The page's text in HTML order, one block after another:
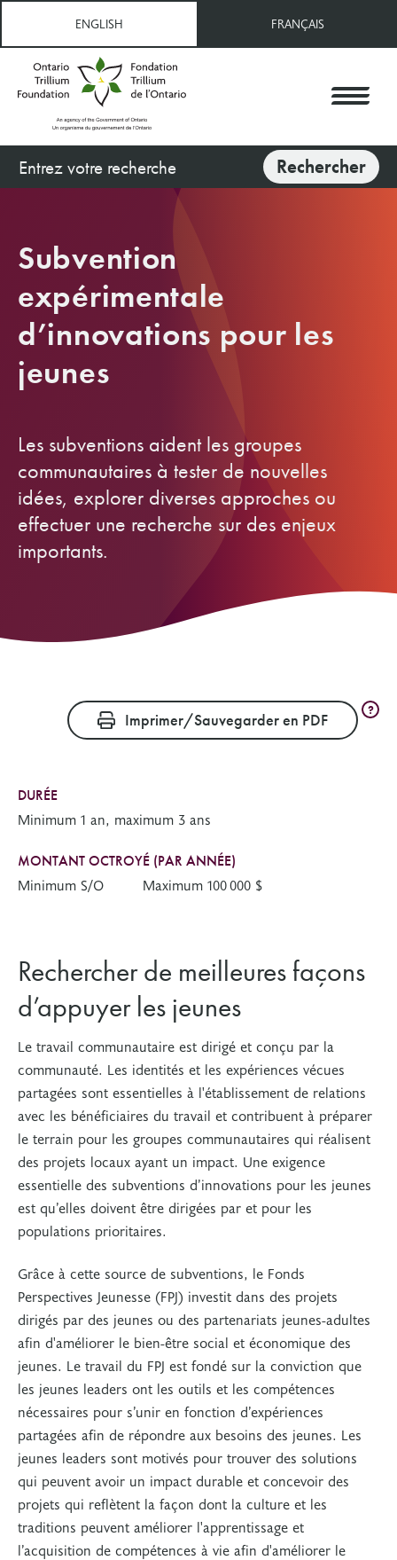
principal
ENGLISH FRANÇAIS
Rechercher Rechercher
Subvention
expérimentale
d’innovations pour les
jeunes
Les subventions aident les groupes
communautaires à tester de nouvelles
idées, explorer diverses approches ou
effectuer une recherche sur des enjeux
importants.
Imprimer/Sauvegarder en PDF ?
DURÉE
Minimum 1 an, maximum 3 ans
MONTANT OCTROYÉ (PAR ANNÉE)
Minimum S/O Maximum 100 000 $
Rechercher de meilleures façons
d’appuyer les jeunes
Le travail communautaire est dirigé et conçu par la
communauté. Les identités et les expériences vécues
partagées sont essentielles à l'établissement de relations
avec les bénéficiaires du travail et contribuent à préparer
le terrain pour les groupes communautaires qui réalisent
des projets locaux ayant un impact. Une exigence
essentielle des subventions d’innovations pour les jeunes
est qu’elles doivent être dirigées par et pour les
populations prioritaires.
Grâce à cette source de subventions, le Fonds
Perspectives Jeunesse (FPJ) investit dans des projets
dirigés par des jeunes ou des partenariats jeunes-adultes
afin d'améliorer le bien-être social et économique des
jeunes. Le travail du FPJ est fondé sur la conviction que
les jeunes leaders ont les outils et les compétences
nécessaires pour s’unir en fonction d’expériences
partagées afin de répondre aux besoins des jeunes. Les
jeunes leaders sont motivés pour trouver des solutions
qui peuvent avoir un impact durable et concevoir des
projets qui reflètent la façon dont la culture et les
traditions peuvent améliorer l'apprentissage et
l’acquisition de compétences à vie afin d'améliorer le